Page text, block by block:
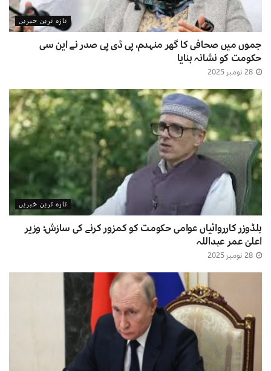
تازہ ترین خبریں
جموں میں صحافی کا گھر منہدم، پی ڈی پی صدر نے این سی
حکومت کو نشانہ بنایا
تازہ ترین خبریں
بلڈوزر کارروائیاں عوامی حکومت کو کمزور کرنے کی سازش: وزیر
اعلیٰ عمر عبداللہ